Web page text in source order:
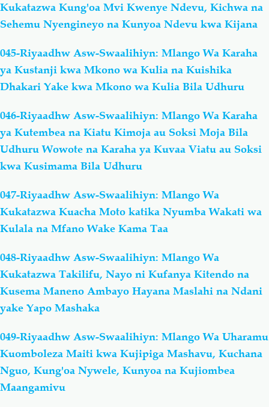
Kukatazwa Kung'oa Mvi Kwenye Ndevu, Kichwa na
Sehemu Nyengineyo na Kunyoa Ndevu kwa Kijana
045-Riyaadhw Asw-Swaalihiyn: Mlango Wa Karaha
ya Kustanji kwa Mkono wa Kulia na Kuishika
Dhakari Yake kwa Mkono wa Kulia Bila Udhuru
046-Riyaadhw Asw-Swaalihiyn: Mlango Wa Karaha
ya Kutembea na Kiatu Kimoja au Soksi Moja Bila
Udhuru Wowote na Karaha ya Kuvaa Viatu au Soksi
kwa Kusimama Bila Udhuru
047-Riyaadhw Asw-Swaalihiyn: Mlango Wa
Kukatazwa Kuacha Moto katika Nyumba Wakati wa
Kulala na Mfano Wake Kama Taa
048-Riyaadhw Asw-Swaalihiyn: Mlango Wa
Kukatazwa Takilifu, Nayo ni Kufanya Kitendo na
Kusema Maneno Ambayo Hayana Maslahi na Ndani
yake Yapo Mashaka
049-Riyaadhw Asw-Swaalihiyn: Mlango Wa Uharamu
Kuomboleza Maiti kwa Kujipiga Mashavu, Kuchana
Nguo, Kung'oa Nywele, Kunyoa na Kujiombea
Maangamivu